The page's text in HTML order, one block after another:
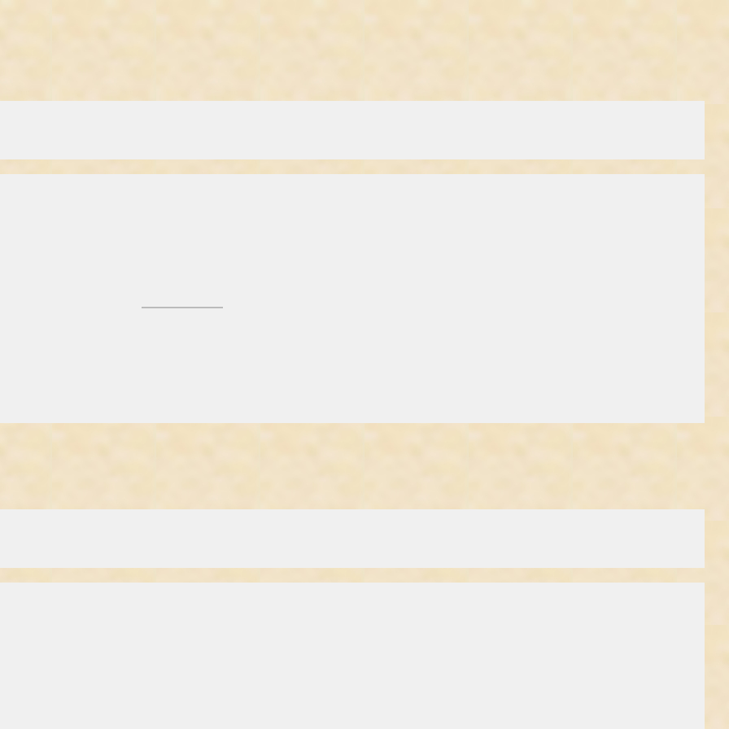
insekter og ukrudtsplanter, giver nye sygdomme, skaber genetisk forurening af plante- og dyrearter og gør, at landbruget bliver
år senere kunne man fremvise den første gensplejsede plante: en tobaksplante. Siden da er det gået hurtigt. I 1985 søger Novo og Nordisk
Og nu 25 år efter den første gensplejsning er gensplejsede fødevarer nu med fuld styrke på vej ind på danskernes
til, at sojaen, produktet fra den gensplejsede sojaplante må bruges i levnedsmidler. Tilladelsen blev givet til en af verdens største
Den gensplejsede sojabønne er netop modstandsdygtig overfor en af firmaets største salgssucesser, ukrudtsmidlet Round-up.
produkter skal benyttes i levnedsmidler, vil det i praksis være umuligt at holde den gen-splejsede soja ude af køkkenet. Sojaolie indgår i
postejer, pølser og masser af færdigretter. Hvis en virksomhed bruger gensplejset soja uden at oplyse om det, er det vanskeligt at se,
landmænd er afvisende over for gensplejsning af planter og dyr, og 65% af danskerne vil ikke spise gensplejsede fødevarer.
ser gensplejsning som et fremskridt og et miljøvenligt alternativ til bl.a. sprøjtemidler. Der er ingen tvivl om, at teknikken kan “løse”
og som pesticiderne formåede 100 år senere. At der også ved brug af genteknologi er en bagside, er der næppe nogen, der er i tvivl om.
som det, der spontant foregår i naturen og ikke adskiller sig fra den forædling, man i årevis har benyttet sig af. Blot sætter genteknologien
en ny sort med de traditionelle forædlingsmetoder. Med gensplejsningen tager det 5-6 år.
med få undtagelser nær kun mellem artsfæller. Således at høns krydser med høns, mennesker med mennesker og kartofler med
egne genblandinger udvalgt de planter, som havde de foretrukne egenskaber. Det kunne f.eks. være større frø, bedre smagende bær,
ved at have ændret sammensætningen af deres naturlige arvemateriale. Genteknologien gør det muligt at overføre gener mellem
tomater fået flyndergener, køer menneskegener, kokosnøddegener er puttet ind i raps, og gener fra skorpion er flyttet over i virus. Så blot
set i forhold til, hvad der til stadighed foregår i naturen og i den traditionelle forædling.